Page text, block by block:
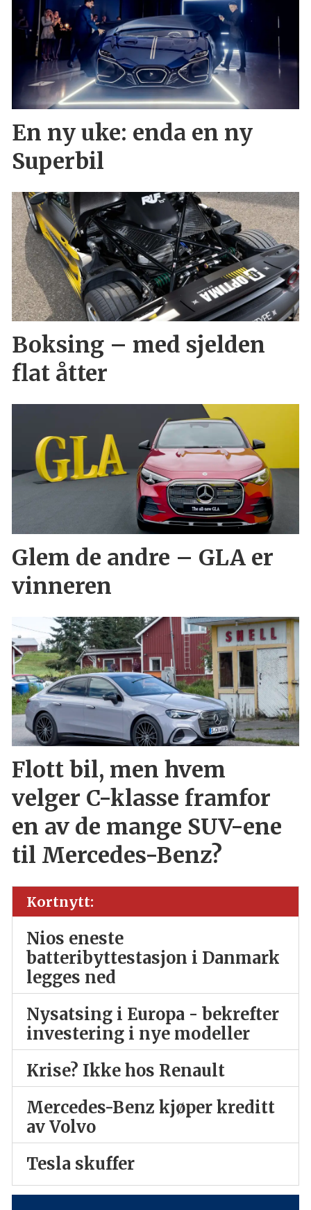
En ny uke: enda en ny
Superbil
Boksing – med sjelden
flat åtter
Glem de andre – GLA er
vinneren
Flott bil, men hvem
velger C-klasse framfor
en av de mange SUV-ene
til Mercedes-Benz?
Kortnytt:
Nios eneste
batteribyttestasjon i Danmark
legges ned
Nysatsing i Europa - bekrefter
investering i nye modeller
Krise? Ikke hos Renault
Mercedes-Benz kjøper kreditt
av Volvo
Tesla skuffer